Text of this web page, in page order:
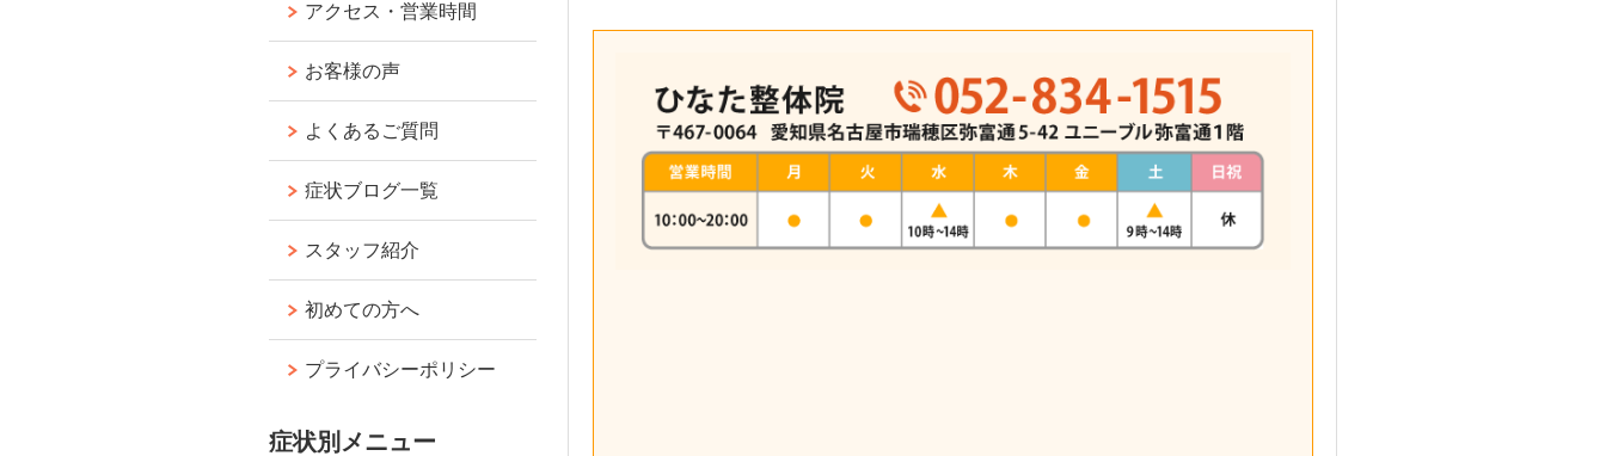
アクセス・営業時間
お客様の声
よくあるご質問
症状ブログ一覧
スタッフ紹介
初めての方へ
プライバシーポリシー
症状別メニュー